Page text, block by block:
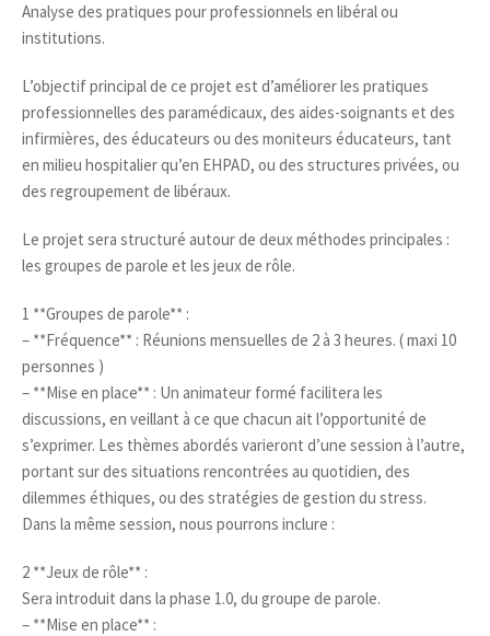
Analyse des pratiques pour professionnels en libéral ou
institutions.
L’objectif principal de ce projet est d’améliorer les pratiques
professionnelles des paramédicaux, des aides-soignants et des
infirmières, des éducateurs ou des moniteurs éducateurs, tant
en milieu hospitalier qu’en EHPAD, ou des structures privées, ou
des regroupement de libéraux.
Le projet sera structuré autour de deux méthodes principales :
les groupes de parole et les jeux de rôle.
1 **Groupes de parole** :
– **Fréquence** : Réunions mensuelles de 2 à 3 heures. ( maxi 10
personnes )
– **Mise en place** : Un animateur formé facilitera les
discussions, en veillant à ce que chacun ait l’opportunité de
s’exprimer. Les thèmes abordés varieront d’une session à l’autre,
portant sur des situations rencontrées au quotidien, des
dilemmes éthiques, ou des stratégies de gestion du stress.
Dans la même session, nous pourrons inclure :
2 **Jeux de rôle** :
Sera introduit dans la phase 1.0, du groupe de parole.
– **Mise en place** :